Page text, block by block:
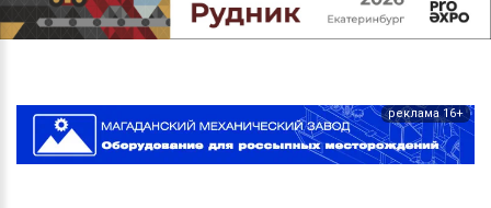
реклама 16+